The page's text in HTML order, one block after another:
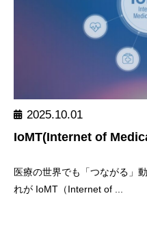
2025.10.01
IoMT(Internet of
医療の世界でも「つながる」
れが IoMT（Internet of ...